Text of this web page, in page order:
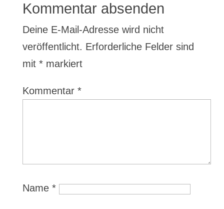
Kommentar absenden
Deine E-Mail-Adresse wird nicht
veröffentlicht. Erforderliche Felder sind
mit *markiert
Kommentar *
Name *